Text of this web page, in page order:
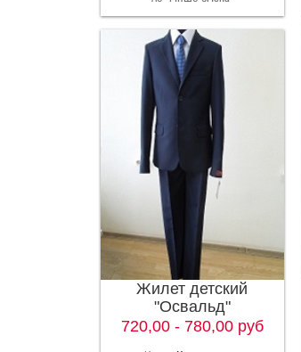
140-76
Жилет детский
"Освальд"
720,00 - 780,00руб